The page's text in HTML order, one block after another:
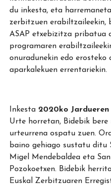
du inkesta, eta
zerbitzuen erabiltzaileekin,
ASAP etxebizitza pribatua
programaren
onuradunekin edo erosteko
aparkalekuen errentariekin.
Inkesta 2020ko
Urte horretan, Bidebik bere
urteurrena ospatu zuen.
baino gehiago sustatu ditu
Migel Mendebaldea eta
Pozokoetxen. Bidebik
Euskal Zerbitzuaren